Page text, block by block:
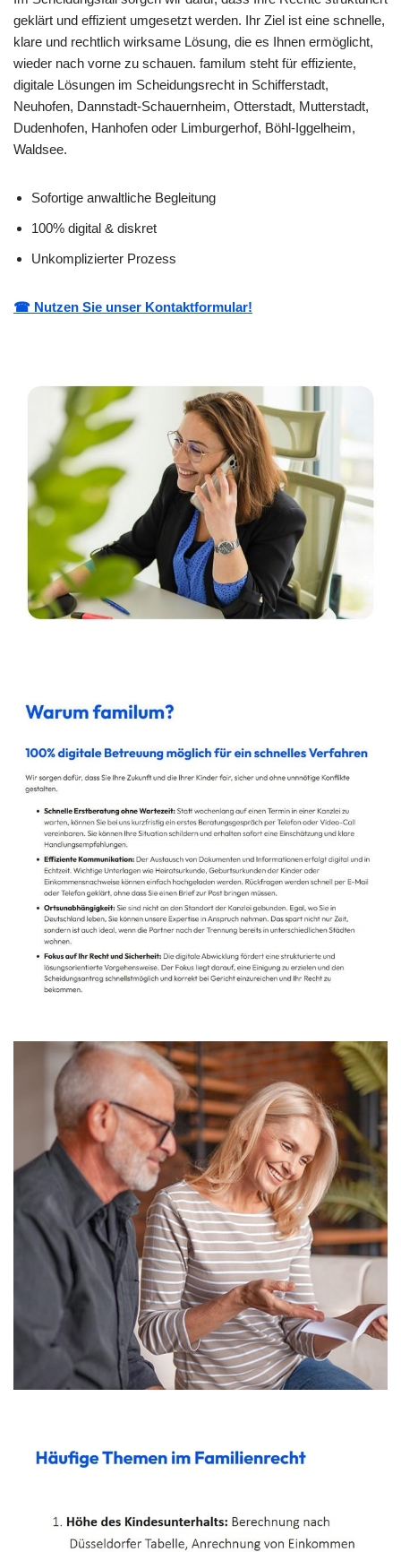
geklärt und effizient umgesetzt werden. Ihr Ziel ist eine schnelle,
klare und rechtlich wirksame Lösung, die es Ihnen ermöglicht,
wieder nach vorne zu schauen. familum steht für effiziente,
digitale Lösungen im Scheidungsrecht in Schifferstadt,
Neuhofen, Dannstadt-Schauernheim, Otterstadt, Mutterstadt,
Dudenhofen, Hanhofen oder Limburgerhof, Böhl-Iggelheim,
Waldsee.
Sofortige anwaltliche Begleitung
100% digital & diskret
Unkomplizierter Prozess
☎ Nutzen Sie unser Kontaktformular!